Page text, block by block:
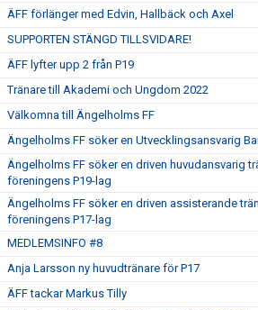
ÄFF förlänger med Edvin, Hallbäck och Axel
SUPPORTEN STÄNGD TILLSVIDARE!
ÄFF lyfter upp 2 från P19
Tränare till Akademi och Ungdom 2022
Välkomna till Ängelholms FF
Ängelholms FF söker en Utvecklingsansvarig
Ängelholms FF söker en driven huvudansvarig
föreningens P19-lag
Ängelholms FF söker en driven assisterande
föreningens P17-lag
MEDLEMSINFO #8
Anja Larsson ny huvudtränare för P17
ÄFF tackar Markus Tilly